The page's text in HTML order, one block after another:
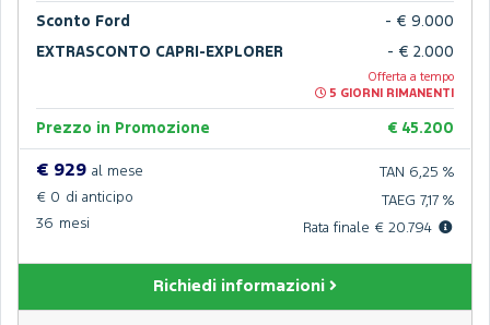
Sconto Ford - € 9.000
EXTRASCONTO CAPRI-EXPLORER - € 2.000
Offerta a tempo
5 GIORNI RIMANENTI
Prezzo in Promozione € 45.200
€ 929 al mese
€ 0 di anticipo
36 mesi
TAN 6,25 %
TAEG 7,17 %
Rata finale € 20.794
Richiedi informazioni